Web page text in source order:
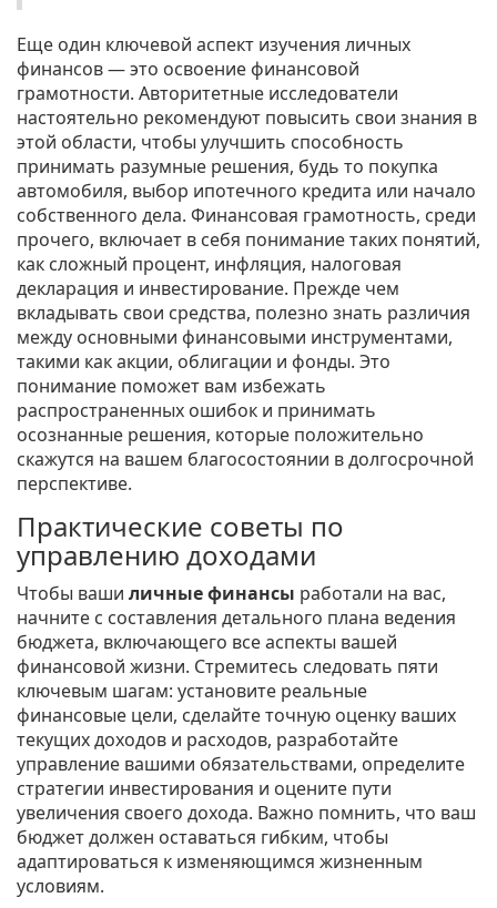
Еще один ключевой аспект изучения личных
финансов — это освоение финaнcовой
гpамотности. Авторитетные исследователи
настоятельно рекомендуют повысить свои знания в
этой области, чтобы улучшить способность
принимать разумные решения, будь то покупка
автомобиля, выбор ипотечного кредита или начало
собственного дела. Финансовая грамотность, среди
прочего, включает в себя понимание таких понятий,
как сложный процент, инфляция, налоговая
декларация и инвестирование. Прежде чем
вкладывать свои средства, полезно знать различия
между основными финансовыми инструментами,
такими как акции, облигации и фонды. Это
понимание поможет вам избежать
распространенных ошибок и принимать
осознанные решения, которые положительно
скажутся на вашем благосостоянии в долгосрочной
перспективе.
Практические советы по
управлению доходами
Чтобы ваши личные финансы работали на вас,
начните с составления детального плана ведения
бюджета, включающего все аспекты вашей
финансовой жизни. Стремитесь следовать пяти
ключевым шагам: установите реальные
финансовые цели, сделайте точную оценку ваших
текущих доходов и расходов, разработайте
управление вашими обязательствами, определите
стратегии инвестирования и оцените пути
увеличения своего дохода. Важно помнить, что ваш
бюджет должен оставаться гибким, чтобы
адаптироваться к изменяющимся жизненным
условиям.